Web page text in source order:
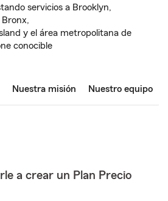
servicios a Brooklyn,
y el área metropolitana de
conocible
Nuestra misión Nuestro equipo
a crear un Plan Precio